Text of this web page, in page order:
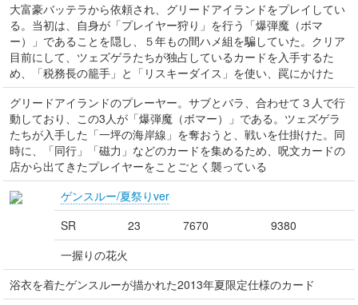
大富豪バッテラから依頼され、グリードアイランドをプレイしてい
る。当初は、自身が「プレイヤー狩り」を行う「爆弾魔（ボマ
ー）」であることを隠し、５年もの間ハメ組を騙していた。クリア
目前にして、ツェズゲラたちが独占しているカードを入手するた
め、「税務長の籠手」と「リスキーダイス」を使い、罠にかけた
グリードアイランドのプレーヤー。サブとバラ、合わせて３人で行
動しており、この3人が「爆弾魔（ボマー）」である。ツェズゲラ
たちが入手した「一坪の海岸線」を奪おうと、戦いを仕掛けた。同
時に、「同行」「磁力」などのカードを集めるため、呪文カードの
店から出てきたプレイヤーをことごとく襲っている
ゲンスルー/夏祭りver
SR
23 7670
9380
一握りの花火
浴衣を着たゲンスルーが描かれた2013年夏限定仕様のカード